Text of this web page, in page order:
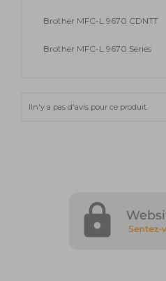
Brother MFC-L 9670 CDNTT
Brother MFC-L 9670 Series
Iln'y a pas d'avis pour ce produit.